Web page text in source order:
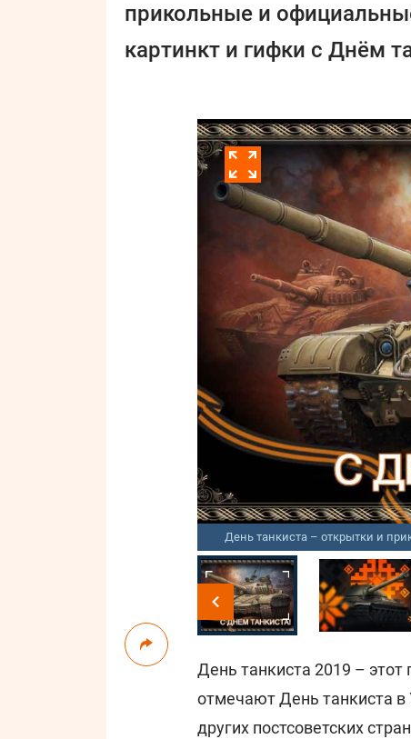
прикольные и
картинкт и гифки с Днём
День танкиста – открытки и
День танкиста 2019 –
отмечают День танкиста в
других постсоветских